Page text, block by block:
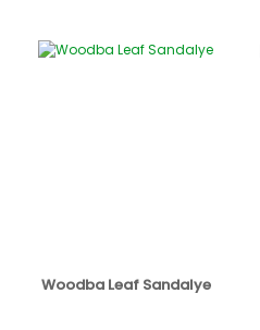
Woodba Leaf Sandalye